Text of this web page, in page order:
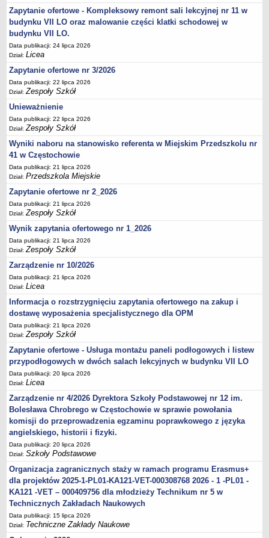
Zapytanie ofertowe - Kompleksowy remont sali lekcyjnej nr 11 w
budynku VII LO oraz malowanie części klatki schodowej w
budynku VII LO.
Data publikacji: 24 lipca 2026
Dział:Licea
Zapytanie ofertowe nr 3/2026
Data publikacji: 22 lipca 2026
Dział:Zespoły Szkół
Unieważnienie
Data publikacji: 22 lipca 2026
Dział:Zespoły Szkół
Wyniki naboru na stanowisko referenta w Miejskim Przedszkolu nr
41 w Częstochowie
Data publikacji: 21 lipca 2026
Dział:Przedszkola Miejskie
Zapytanie ofertowe nr 2_2026
Data publikacji: 21 lipca 2026
Dział:Zespoły Szkół
Wynik zapytania ofertowego nr 1_2026
Data publikacji: 21 lipca 2026
Dział:Zespoły Szkół
Zarządzenie nr 10/2026
Data publikacji: 21 lipca 2026
Dział:Licea
Informacja o rozstrzygnięciu zapytania ofertowego na zakup i
dostawę wyposażenia specjalistycznego dla OPM
Data publikacji: 21 lipca 2026
Dział:Zespoły Szkół
Zapytanie ofertowe - Usługa montażu paneli podłogowych i listew
przypodłogowych w dwóch salach lekcyjnych w budynku VII LO
Data publikacji: 20 lipca 2026
Dział:Licea
Zarządzenie nr 4/2026 Dyrektora Szkoły Podstawowej nr 12 im.
Bolesława Chrobrego w Częstochowie w sprawie powołania
komisji do przeprowadzenia egzaminu poprawkowego z języka
angielskiego, historii i fizyki.
Data publikacji: 20 lipca 2026
Dział:Szkoły Podstawowe
Organizacja zagranicznych staży w ramach programu Erasmus+
dla projektów 2025-1-PL01-KA121-VET-000308768 2026 - 1 -PL01 -
KA121 -VET – 000409756 dla młodzieży Technikum nr 5 w
Technicznych Zakładach Naukowych
Data publikacji: 15 lipca 2026
Dział: Techniczne Zakłady Naukowe